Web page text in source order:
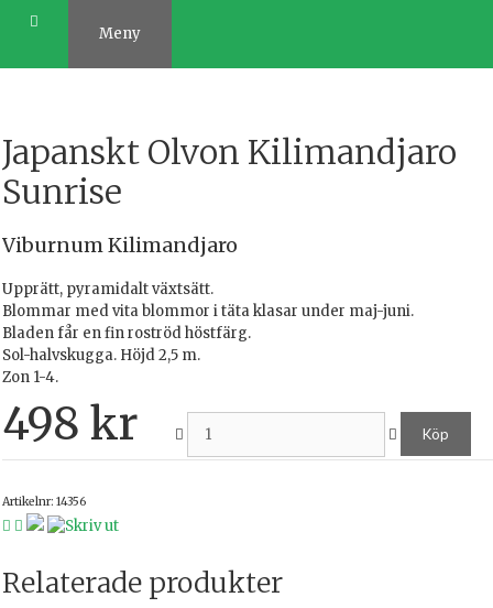
Meny
Japanskt Olvon Kilimandjaro
Sunrise
Viburnum Kilimandjaro
Upprätt, pyramidalt växtsätt.
Blommar med vita blommor i täta klasar under maj-juni.
Bladen får en fin roströd höstfärg.
Sol-halvskugga. Höjd 2,5 m.
Zon 1-4.
498 kr Köp
Artikelnr: 14356
Relaterade produkter